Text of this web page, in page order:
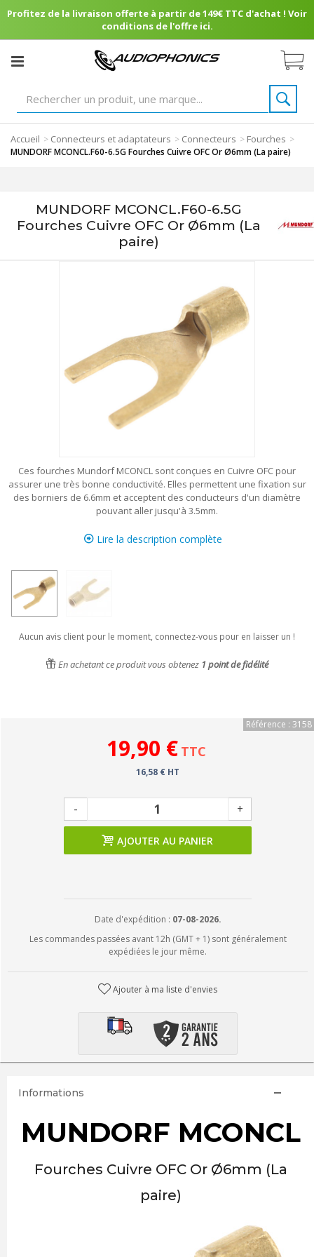
Profitez de la livraison offerte à partir de 149€ TTC d'achat ! Voir
conditions de l'offre ici.
Accueil > Connecteurs et adaptateurs > Connecteurs > Fourches >
MUNDORF MCONCL.F60-6.5G Fourches Cuivre OFC Or Ø6mm (La paire)
MUNDORF MCONCL.F60-6.5G
Fourches Cuivre OFC Or Ø6mm (La
paire)
Ces fourches Mundorf MCONCL sont conçues en Cuivre OFC pour
assurer une très bonne conductivité. Elles permettent une fixation sur
des borniers de 6.6mm et acceptent des conducteurs d'un diamètre
pouvant aller jusqu'à 3.5mm.
Lire la description complète
Aucun avis client pour le moment, connectez-vous pour en laisser un !
En achetant ce produit vous obtenez 1 point de fidélité
Référence : 3158
19,90 € TTC
16,58 € HT
- +
AJOUTER AU PANIER
Date d'expédition : 07-08-2026.
Les commandes passées avant 12h (GMT + 1) sont généralement
expédiées le jour même.
Ajouter à ma liste d'envies
Informations
MUNDORF MCONCL
Fourches Cuivre OFC Or Ø6mm (La
paire)